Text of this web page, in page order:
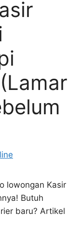
lowongan Kasir
Butuh
baru? Artikel